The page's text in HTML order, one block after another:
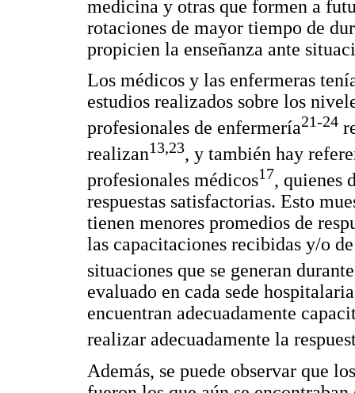
medicina y otras que formen a
rotaciones de mayor tiempo de
propicien la enseñanza ante
Los médicos y las enfermeras
estudios realizados sobre los
profesionales de enfermería21-24
realizan13,23, y también hay
profesionales médicos17, quienes
respuestas satisfactorias. Esto
tienen menores promedios de
las capacitaciones recibidas y/o
situaciones que se generan
evaluado en cada sede
encuentran adecuadamente
realizar adecuadamente la
Además, se puede observar que